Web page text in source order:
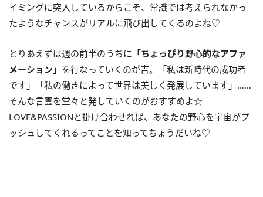
イミングに突入しているからこそ、常識では考えられなかっ
たようなチャンスがリアルに飛び出してくるのよね♡
とりあえずは週の前半のうちに 「ちょっぴり野心的なアファ
メーション」 を行なっていくのが吉。「私は新時代の成功者
です」「私の働きによって世界は美しく発展しています」……
そんな言霊を堂々と発していくのがおすすめよ☆
LOVE&PASSIONと掛け合わせれば、あなたの野心を宇宙がプ
ッシュしてくれるってことを知ってちょうだいね♡